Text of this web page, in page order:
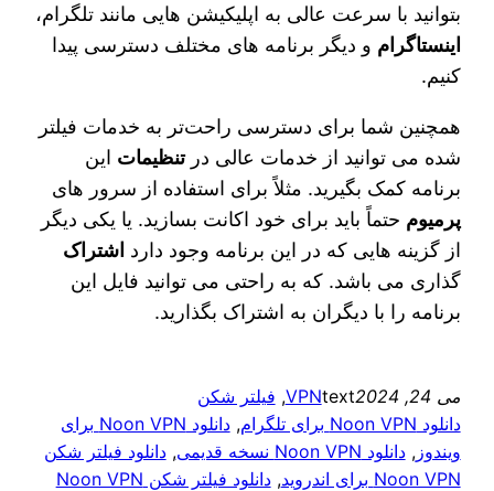
بتوانید با سرعت عالی به اپلیکیشن‌ هایی مانند تلگرام،
اینستاگرام و دیگر برنامه‌ های مختلف دسترسی پیدا
کنیم.
همچنین شما برای دسترسی راحت‌تر به خدمات فیلتر
شده می‌ توانید از خدمات عالی درتنظیمات این
برنامه کمک بگیرید. مثلاً برای استفاده از سرور های
پرمیوم حتماً باید برای خود اکانت بسازید. یا یکی دیگر
از گزینه‌ هایی که در این برنامه وجود دارد اشتراک
گذاری می‌ باشد. که به راحتی می‌ توانید فایل این
برنامه را با دیگران به اشتراک بگذارید.
می 24, 2024 text
VPN
, فیلتر شکن
دانلود Noon VPN برای تلگرام
,
دانلود Noon VPN برای
ویندوز, دانلود Noon VPN نسخه قدیمی , دانلود فیلتر شکن
Noon VPN برای اندروید
,
دانلود فیلتر شکن Noon VPN